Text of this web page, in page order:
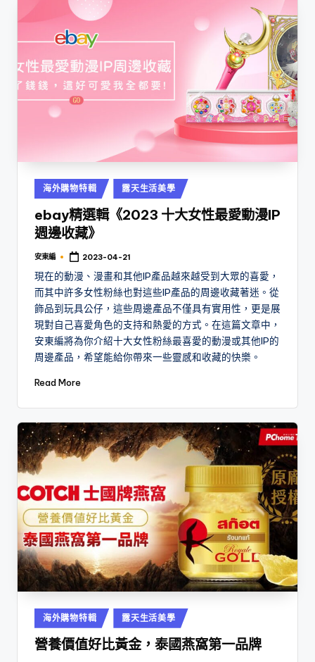
Posted
in
海外購物特輯 露天生活美學
ebay精選輯《2023 十大女性最愛動漫IP
週邊收藏》
Posted
安東編 2023-04-21
現在的動漫、漫畫和其他IP產品越來越受到大眾的喜愛，
而其中許多女性粉絲也對這些IP產品的周邊收藏著迷。從
飾品到玩具公仔，這些周邊產品不僅具有實用性，更是展
現對自己喜愛角色的支持和熱愛的方式。在這篇文章中，
安東編將為你介紹十大女性粉絲最喜愛的動漫或其他IP的
周邊產品，希望能給你帶來一些靈感和收藏的快樂。
Read More
Posted
in
海外購物特輯 露天生活美學
營養價值好比黃金，泰國燕窩第一品牌